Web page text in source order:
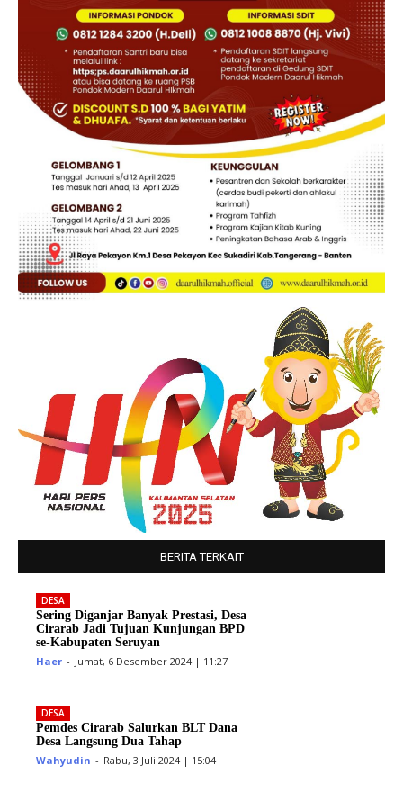
BERITA TERKAIT
DESA
Sering Diganjar Banyak Prestasi, Desa
Cirarab Jadi Tujuan Kunjungan BPD
se-Kabupaten Seruyan
Haer - Jumat, 6 Desember 2024 | 11:27
DESA
Pemdes Cirarab Salurkan BLT Dana
Desa Langsung Dua Tahap
Wahyudin - Rabu, 3 Juli 2024 | 15:04